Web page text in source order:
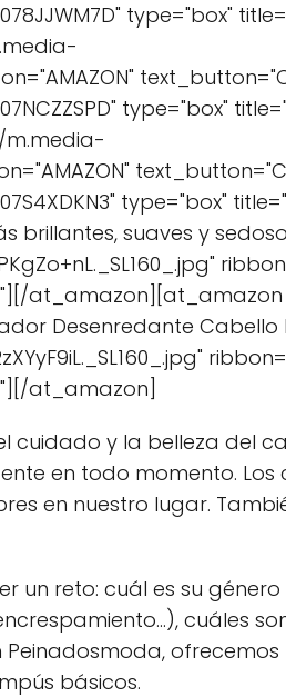
type="box"
type="box"
m.media-
type="box"
suaves y
at_amazon][at_amazon
Desenredante
at_amazon]
y la belleza del
en todo momento.
en nuestro lugar.
un reto: cuál es su
cuáles
ofrecemos
básicos.